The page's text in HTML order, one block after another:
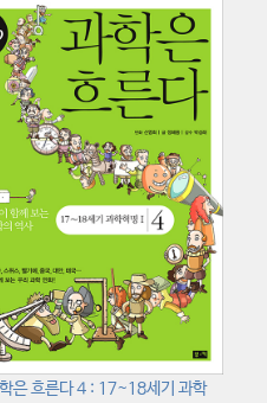
은 흐른다 4 : 17~18세기 과학